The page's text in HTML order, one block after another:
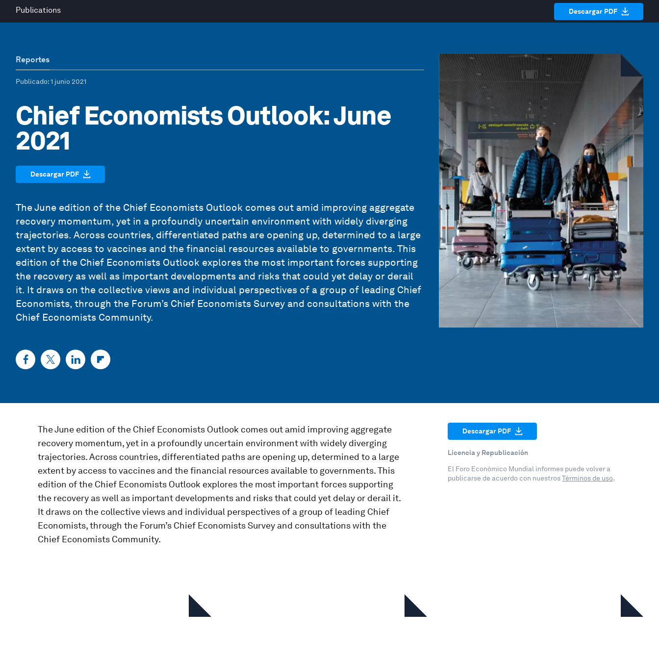
Publications Descargar PDF
Reportes
Publicado: 1 junio 2021
Chief Economists Outlook: June
2021
Descargar PDF
The June edition of the Chief Economists Outlook comes out amid improving aggregate
recovery momentum, yet in a profoundly uncertain environment with widely diverging
trajectories. Across countries, differentiated paths are opening up, determined to a large
extent by access to vaccines and the financial resources available to governments. This
edition of the Chief Economists Outlook explores the most important forces supporting
the recovery as well as important developments and risks that could yet delay or derail
it. It draws on the collective views and individual perspectives of a group of leading Chief
Economists, through the Forum’s Chief Economists Survey and consultations with the
Chief Economists Community.
The June edition of the Chief Economists Outlook comes out amid improving aggregate
recovery momentum, yet in a profoundly uncertain environment with widely diverging
trajectories. Across countries, differentiated paths are opening up, determined to a large
extent by access to vaccines and the financial resources available to governments. This
edition of the Chief Economists Outlook explores the most important forces supporting
the recovery as well as important developments and risks that could yet delay or derail it.
It draws on the collective views and individual perspectives of a group of leading Chief
Economists, through the Forum’s Chief Economists Survey and consultations with the
Chief Economists Community.
Descargar PDF
Licencia y Republicación
El Foro Económico Mundial informes puede volver a
publicarse de acuerdo con nuestrosTérminos de uso.